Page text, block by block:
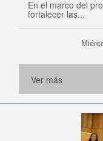
En el marco del
fortalecer las...
Ver más